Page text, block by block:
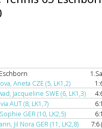
Aneta CZE (5, LK1,2)
Jacqueline SWE (6, LK1,3)
AUT (8, LK1,7) 6:1
GER (10, LK2,5) 6:1
Jil Nora GER (11, LK2,8) 7:6